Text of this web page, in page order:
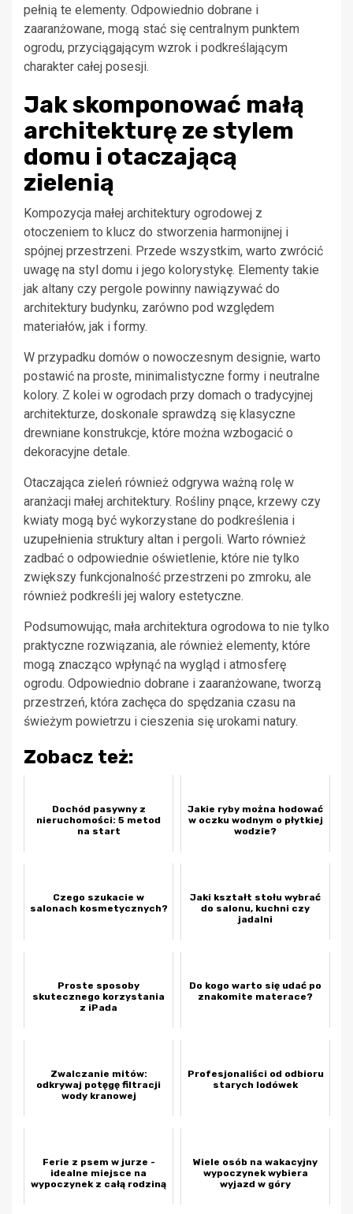
pełnią te elementy. Odpowiednio dobrane i
zaaranżowane, mogą stać się centralnym punktem
ogrodu, przyciągającym wzrok i podkreślającym
charakter całej posesji.
Jak skomponować małą
architekturę ze stylem
domu i otaczającą
zielenią
Kompozycja małej architektury ogrodowej z
otoczeniem to klucz do stworzenia harmonijnej i
spójnej przestrzeni. Przede wszystkim, warto zwrócić
uwagę na styl domu i jego kolorystykę. Elementy takie
jak altany czy pergole powinny nawiązywać do
architektury budynku, zarówno pod względem
materiałów, jak i formy.
W przypadku domów o nowoczesnym designie, warto
postawić na proste, minimalistyczne formy i neutralne
kolory. Z kolei w ogrodach przy domach o tradycyjnej
architekturze, doskonale sprawdzą się klasyczne
drewniane konstrukcje, które można wzbogacić o
dekoracyjne detale.
Otaczająca zieleń również odgrywa ważną rolę w
aranżacji małej architektury. Rośliny pnące, krzewy czy
kwiaty mogą być wykorzystane do podkreślenia i
uzupełnienia struktury altan i pergoli. Warto również
zadbać o odpowiednie oświetlenie, które nie tylko
zwiększy funkcjonalność przestrzeni po zmroku, ale
również podkreśli jej walory estetyczne.
Podsumowując, mała architektura ogrodowa to nie tylko
praktyczne rozwiązania, ale również elementy, które
mogą znacząco wpłynąć na wygląd i atmosferę
ogrodu. Odpowiednio dobrane i zaaranżowane, tworzą
przestrzeń, która zachęca do spędzania czasu na
świeżym powietrzu i cieszenia się urokami natury.
Zobacz też:
Dochód pasywny z
nieruchomości: 5 metod
na start
Jakie ryby można hodować
w oczku wodnym o płytkiej
wodzie?
Czego szukacie w
salonach kosmetycznych?
Jaki kształt stołu wybrać
do salonu, kuchni czy
jadalni
Proste sposoby
skutecznego korzystania
z iPada
Do kogo warto się udać po
znakomite materace?
Zwalczanie mitów:
odkrywaj potęgę filtracji
wody kranowej
Profesjonaliści od odbioru
starych lodówek
Ferie z psem w jurze -
idealne miejsce na
wypoczynek z całą rodziną
Wiele osób na wakacyjny
wypoczynek wybiera
wyjazd w góry